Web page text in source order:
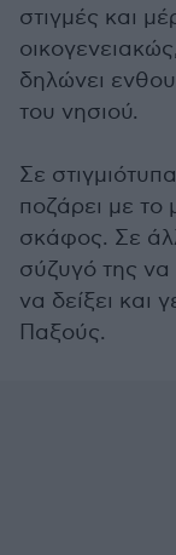
στιγμές και
δηλώνει
του νησιού.
Σε
ποζάρει με το
σκάφος. Σε
σύζυγό της
να δείξει και
Παξούς.